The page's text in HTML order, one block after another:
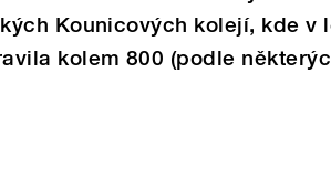
Kounicových kolejí, kde v
kolem 800 (podle